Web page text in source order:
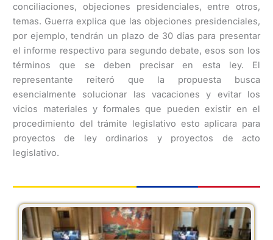
conciliaciones, objeciones presidenciales, entre otros,
temas. Guerra explica que las objeciones presidenciales,
por ejemplo, tendrán un plazo de 30 días para presentar
el informe respectivo para segundo debate, esos son los
términos que se deben precisar en esta ley. El
representante reiteró que la propuesta busca
esencialmente solucionar las vacaciones y evitar los
vicios materiales y formales que pueden existir en el
procedimiento del trámite legislativo esto aplicara para
proyectos de ley ordinarios y proyectos de acto
legislativo.